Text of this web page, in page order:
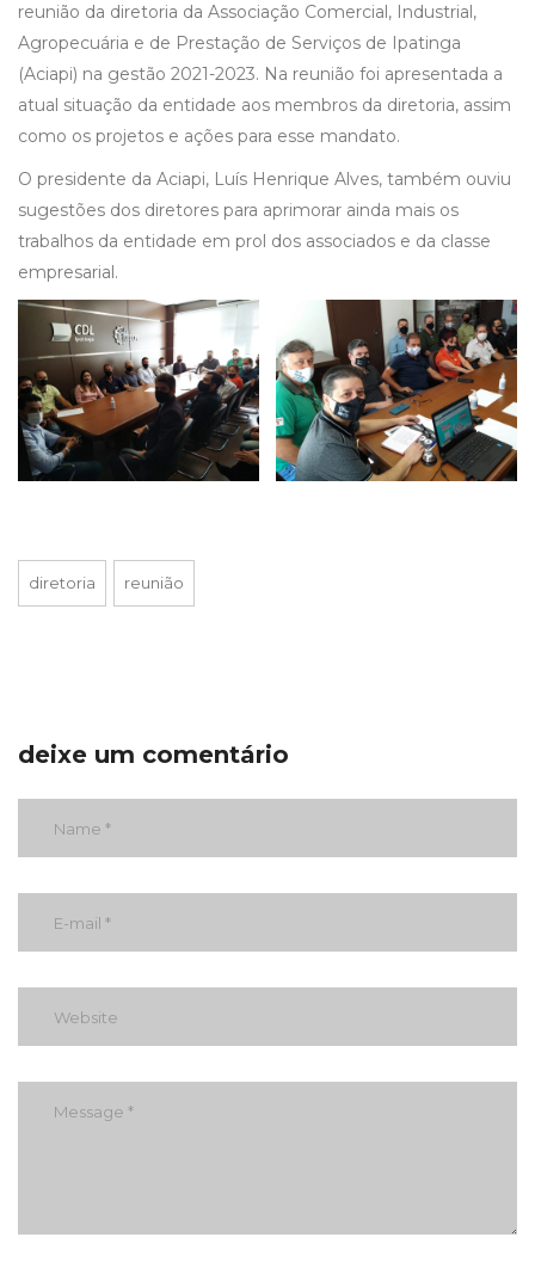
reunião da diretoria da Associação Comercial, Industrial,
Agropecuária e de Prestação de Serviços de Ipatinga
(Aciapi) na gestão 2021-2023. Na reunião foi apresentada a
atual situação da entidade aos membros da diretoria, assim
como os projetos e ações para esse mandato.
O presidente da Aciapi, Luís Henrique Alves, também ouviu
sugestões dos diretores para aprimorar ainda mais os
trabalhos da entidade em prol dos associados e da classe
empresarial.
diretoria reunião
deixe um comentário